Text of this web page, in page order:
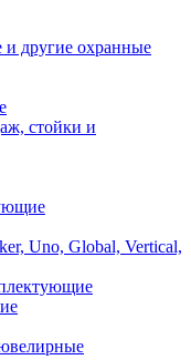
и другие охранные
стойки и
Uno, Global, Vertical,